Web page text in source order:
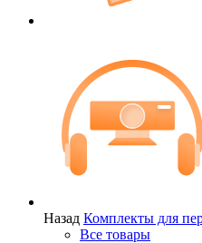
Назад Комплекты для
Все товары